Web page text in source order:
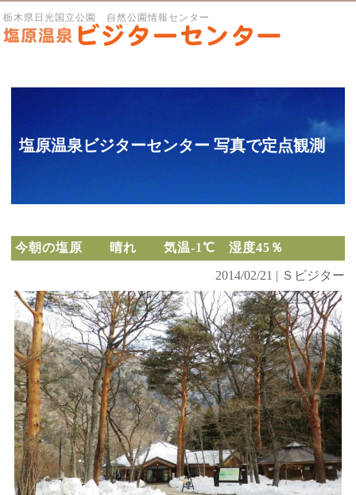
栃木県日光国立公園 自然公園情報センター
塩原温泉ビジターセンター 写真で定点観測
今朝の塩原 晴れ 気温-1℃ 湿度45％
2014/02/21 | Ｓビジター